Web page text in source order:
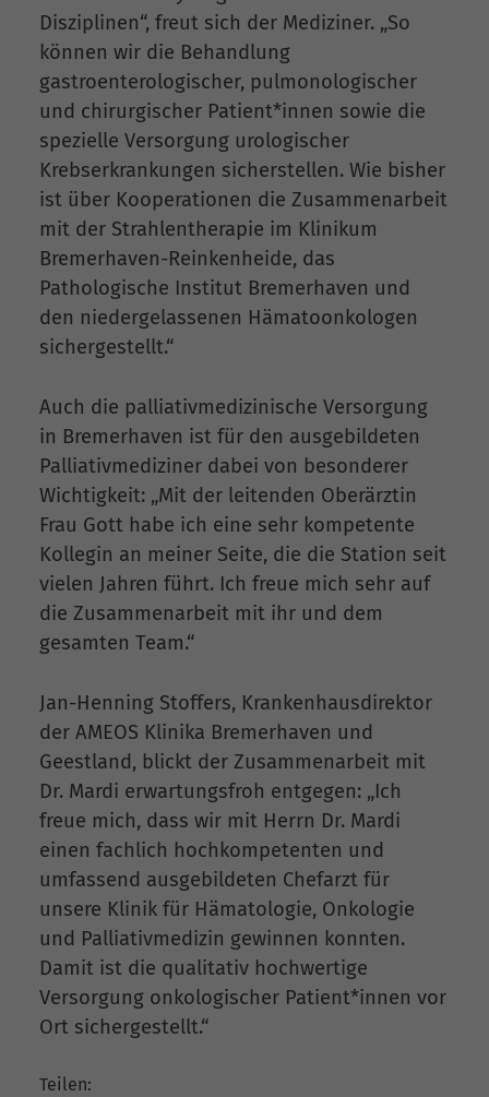
Disziplinen“, freut sich der Mediziner. „So
können wir die Behandlung
gastroenterologischer, pulmonologischer
und chirurgischer Patient*innen sowie die
spezielle Versorgung urologischer
Krebserkrankungen sicherstellen. Wie bisher
ist über Kooperationen die Zusammenarbeit
mit der Strahlentherapie im Klinikum
Bremerhaven-Reinkenheide, das
Pathologische Institut Bremerhaven und
den niedergelassenen Hämatoonkologen
sichergestellt.“
Auch die palliativmedizinische Versorgung
in Bremerhaven ist für den ausgebildeten
Palliativmediziner dabei von besonderer
Wichtigkeit: „Mit der leitenden Oberärztin
Frau Gott habe ich eine sehr kompetente
Kollegin an meiner Seite, die die Station seit
vielen Jahren führt. Ich freue mich sehr auf
die Zusammenarbeit mit ihr und dem
gesamten Team.“
Jan-Henning Stoffers, Krankenhausdirektor
der AMEOS Klinika Bremerhaven und
Geestland, blickt der Zusammenarbeit mit
Dr. Mardi erwartungsfroh entgegen: „Ich
freue mich, dass wir mit Herrn Dr. Mardi
einen fachlich hochkompetenten und
umfassend ausgebildeten Chefarzt für
unsere Klinik für Hämatologie, Onkologie
und Palliativmedizin gewinnen konnten.
Damit ist die qualitativ hochwertige
Versorgung onkologischer Patient*innen vor
Ort sichergestellt.“
Teilen: